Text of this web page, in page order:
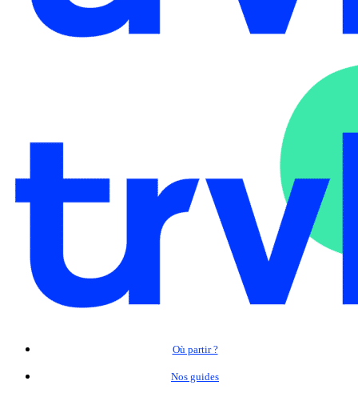
Où partir ?
Nos guides